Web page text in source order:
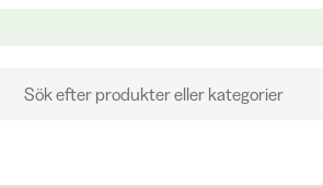
Sök efter produkter eller kategorier